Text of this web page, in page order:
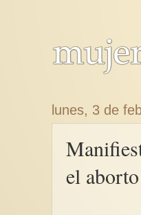
lunes, 3 de
el aborto